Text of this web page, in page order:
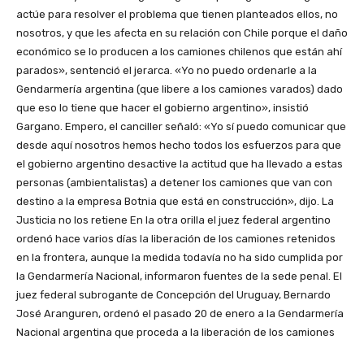
actúe para resolver el problema que tienen planteados ellos, no
nosotros, y que les afecta en su relación con Chile porque el daño
económico se lo producen a los camiones chilenos que están ahí
parados», sentenció el jerarca. «Yo no puedo ordenarle a la
Gendarmería argentina (que libere a los camiones varados) dado
que eso lo tiene que hacer el gobierno argentino», insistió
Gargano. Empero, el canciller señaló: «Yo sí puedo comunicar que
desde aquí nosotros hemos hecho todos los esfuerzos para que
el gobierno argentino desactive la actitud que ha llevado a estas
personas (ambientalistas) a detener los camiones que van con
destino a la empresa Botnia que está en construcción», dijo. La
Justicia no los retiene En la otra orilla el juez federal argentino
ordenó hace varios días la liberación de los camiones retenidos
en la frontera, aunque la medida todavía no ha sido cumplida por
la Gendarmería Nacional, informaron fuentes de la sede penal. El
juez federal subrogante de Concepción del Uruguay, Bernardo
José Aranguren, ordenó el pasado 20 de enero a la Gendarmería
Nacional argentina que proceda a la liberación de los camiones